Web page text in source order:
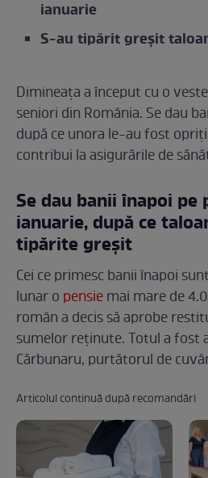
ianuarie
S-au tipărit greșit
Dimineața a început cu o
seniori din România. Se dau
după ce unora le-au fost
contribui la asigurările de
Se dau banii înapoi pe
ianuarie, după ce
tipărite greșit
Cei ce primesc banii înapoi
lunar o pensiemai mare de
român a decis să aprobe
sumelor reținute. Totul a fost
Cărbunaru, purtătorul de
Articolul continuă după recomandări